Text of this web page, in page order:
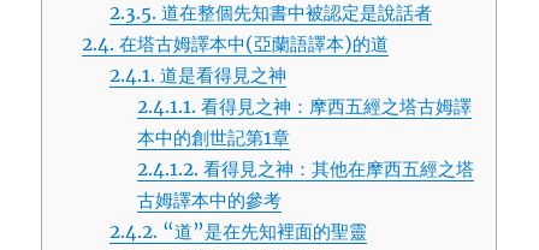
2.3.5. 道在整個先知書中被認定是說話者
2.4. 在塔古姆譯本中(亞蘭語譯本)的道
2.4.1. 道是看得見之神
2.4.1.1. 看得見之神：摩西五經之塔古姆譯
本中的創世記第1章
2.4.1.2. 看得見之神：其他在摩西五經之塔
古姆譯本中的參考
2.4.2. “道”是在先知裡面的聖靈